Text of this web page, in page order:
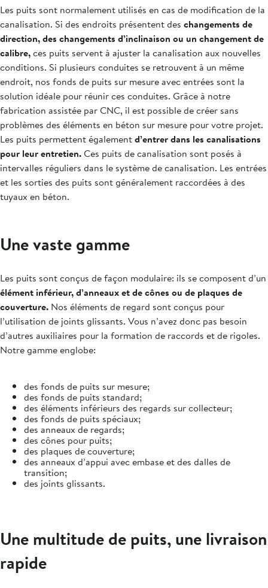
Les puits sont normalement utilisés en cas de modification de la
canalisation. Si des endroits présentent des changements de
direction, des changements d’inclinaison ou un changement de
calibre,ces puits servent à ajuster la canalisation aux nouvelles
conditions. Si plusieurs conduites se retrouvent à un même
endroit, nos fonds de puits sur mesure avec entrées sont la
solution idéale pour réunir ces conduites. Grâce à notre
fabrication assistée par CNC, il est possible de créer sans
problèmes des éléments en béton sur mesure pour votre projet.
Les puits permettent égalementd’entrer dans les canalisations
pour leur entretien.Ces puits de canalisation sont posés à
intervalles réguliers dans le système de canalisation. Les entrées
et les sorties des puits sont généralement raccordées à des
tuyaux en béton.
Une vaste gamme
Les puits sont conçus de façon modulaire: ils se composent d’un
élément inférieur, d’anneaux et de cônes ou de plaques de
couverture. Nos éléments de regard sont conçus pour
l’utilisation de joints glissants. Vous n’avez donc pas besoin
d’autres auxiliaires pour la formation de raccords et de rigoles.
Notre gamme englobe:
des fonds de puits sur mesure;
des fonds de puits standard;
des éléments inférieurs des regards sur collecteur;
des fonds de puits spéciaux;
des anneaux de regards;
des cônes pour puits;
des plaques de couverture;
des anneaux d’appui avec embase et des dalles de
transition;
des joints glissants.
Une multitude de puits, une livraison
rapide